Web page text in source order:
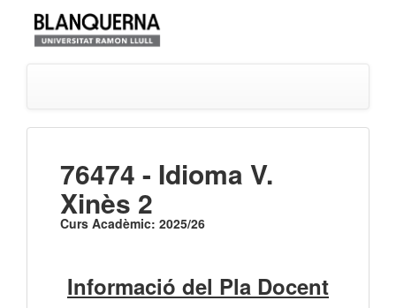
76474 - Idioma V.
Xinès 2
Curs Acadèmic: 2025/26
Informació del Pla Docent